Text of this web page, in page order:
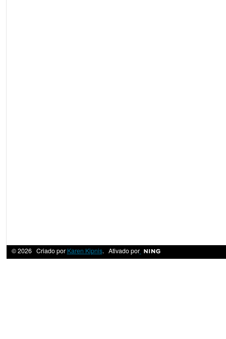
© 2026 Criado por Karen Kipnis. Ativado por